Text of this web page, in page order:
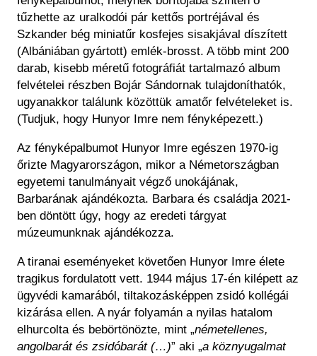
tűzhette az uralkodói pár kettős portréjával és
Szkander bég miniatűr kosfejes sisakjával díszített
(Albániában gyártott) emlék-brosst. A több mint 200
darab, kisebb méretű fotográfiát tartalmazó album
felvételei részben Bojár Sándornak tulajdoníthatók,
ugyanakkor találunk közöttük amatőr felvételeket is.
(Tudjuk, hogy Hunyor Imre nem fényképezett.)
Az fényképalbumot Hunyor Imre egészen 1970-ig
őrizte Magyarországon, mikor a Németországban
egyetemi tanulmányait végző unokájának,
Barbarának ajándékozta. Barbara és családja 2021-
ben döntött úgy, hogy az eredeti tárgyat
múzeumunknak ajándékozza.
A tiranai eseményeket követően Hunyor Imre élete
tragikus fordulatott vett. 1944 május 17-én kilépett az
ügyvédi kamarából, tiltakozásképpen zsidó kollégái
kizárása ellen. A nyár folyamán a nyilas hatalom
elhurcolta és bebörtönözte, mint „németellenes,
angolbarát és zsidóbarát (…)” aki „a köznyugalmat